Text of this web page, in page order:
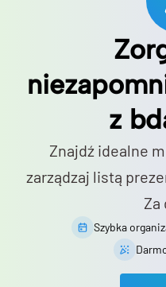
z
Znajdź idealne
zarządzaj listą
Za
Szybka